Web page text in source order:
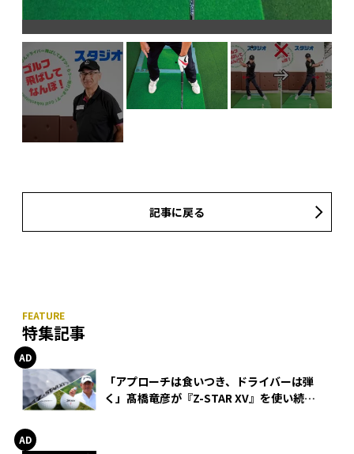
記事に戻る
特集記事
「アプローチは食いつき、ドライバーは弾
く」髙橋竜彦が『Z-STAR XV』を使い続け